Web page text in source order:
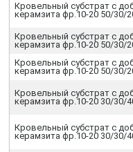
Кровельный субстрат с
керамзита фр.10-20 50/30/
Кровельный субстрат с
керамзита фр.10-20 50/30/
Кровельный субстрат с
керамзита фр.10-20 50/30/
Кровельный субстрат с
керамзита фр.10-20 30/30/
Кровельный субстрат с
керамзита фр.10-20 30/30/